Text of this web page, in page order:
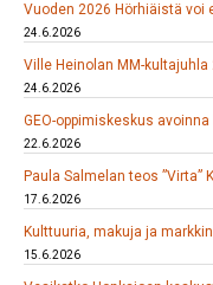
Vuoden 2026 Hörhiäistä voi
24.6.2026
Ville Heinolan MM-
24.6.2026
GEO-oppimiskeskus
22.6.2026
Paula Salmelan teos
17.6.2026
Kulttuuria, makuja ja
15.6.2026